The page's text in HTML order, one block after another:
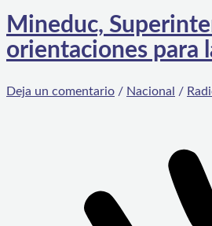
Mineduc,
orientaciones para
Deja un comentario / Nacional /